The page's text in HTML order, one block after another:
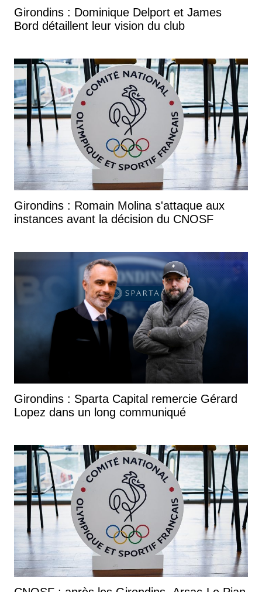
Girondins : Dominique Delport et James
Bord détaillent leur vision du club
Girondins : Romain Molina s'attaque aux
instances avant la décision du CNOSF
Girondins : Sparta Capital remercie Gérard
Lopez dans un long communiqué